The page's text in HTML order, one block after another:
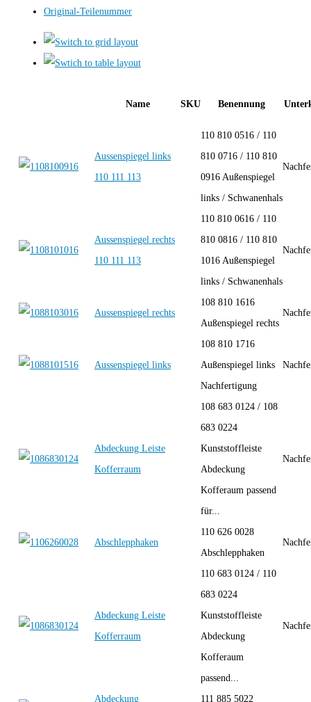
Original-Teilenummer
Name SKU Benennung
Aussenspiegel links
110 111 113
110 810 0516 / 110
810 0716 / 110 810
0916 Außenspiegel
links / Schwanenhals
Aussenspiegel rechts
110 111 113
110 810 0616 / 110
810 0816 / 110 810
1016 Außenspiegel
links / Schwanenhals
Aussenspiegel rechts
108 810 1616
Außenspiegel rechts
Aussenspiegel links
108 810 1716
Außenspiegel links
Nachfertigung
Abdeckung Leiste
Kofferraum
108 683 0124 / 108
683 0224
Kunststoffleiste
Abdeckung
Kofferaum passend
für...
Abschlepphaken
110 626 0028
Abschlepphaken
Abdeckung Leiste
Kofferraum
110 683 0124 / 110
683 0224
Kunststoffleiste
Abdeckung
Kofferaum
passend...
Abdeckung 111 885 5022